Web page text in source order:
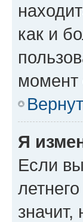
как и
момент
Я
Если